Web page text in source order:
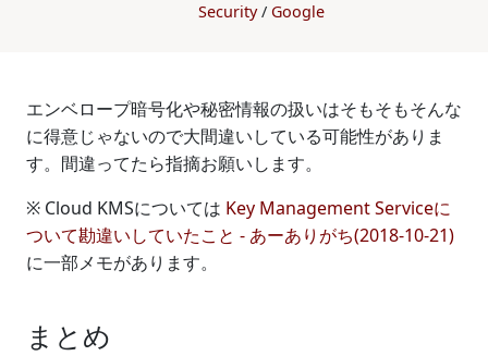
Security Google
エンベロープ暗号化や秘密情報の扱いはそもそもそんな
に得意じゃないので大間違いしている可能性がありま
す。間違ってたら指摘お願いします。
※ Cloud KMSについては Key Management Serviceに
ついて勘違いしていたこと - あーありがち(2018-10-21)
に一部メモがあります。
まとめ